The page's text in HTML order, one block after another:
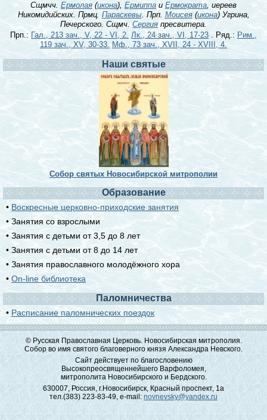
Сщмчч. Ермолая (икона), Ермиппаи Ермократа, иереев
Никомидийских. Прмц.Параскевы. Прп. Моисея(икона) Угрина,
Печерского. Сщмч. Сергия пресвитера.
Прп.: Гал., 213 зач., V, 22 - VI, 2. Лк., 24 зач., VI, 17-23 . Ряд.: Рим.,
119 зач., XV, 30-33. Мф., 73 зач., XVII, 24 - XVIII, 4.
Наши святые
Собор святых Новосибирской митрополии
Образование
• Воскресные церковно-приходские занятия
• Занятия со взрослыми
• Занятия с детьми от 3,5 до 8 лет
• Занятия с детьми от 8 до 14 лет
• Занятия православного молодёжного хора
• On-line библиотека
Паломничества
• Расписание паломнических поездок
© Русская Православная Церковь. Новосибирская митрополия.
Собор во имя святого благоверного князя Александра Невского.
Сайт действует по благословению
Высокопреосвященнейшего Варфоломея,
митрополита Новосибирского и Бердского.
630007, Россия, г.Новосибирск, Красный проспект, 1а
тел.(383) 223-83-49, e-mail: novnevsky@yandex.ru